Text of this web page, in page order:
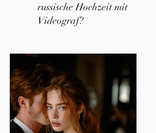
russische Hochzeit mit
Videograf?